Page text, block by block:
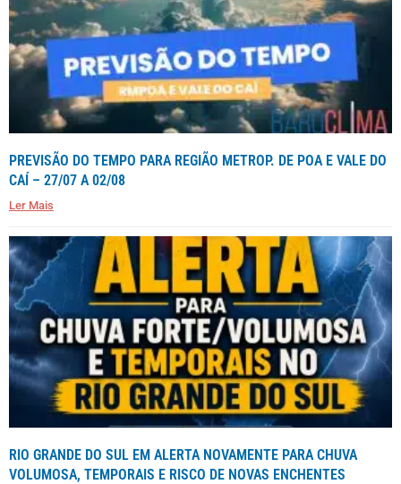
PREVISÃO DO TEMPO PARA REGIÃO METROP. DE POA E VALE DO
CAÍ – 27/07 A 02/08
Ler Mais
RIO GRANDE DO SUL EM ALERTA NOVAMENTE PARA CHUVA
VOLUMOSA, TEMPORAIS E RISCO DE NOVAS ENCHENTES